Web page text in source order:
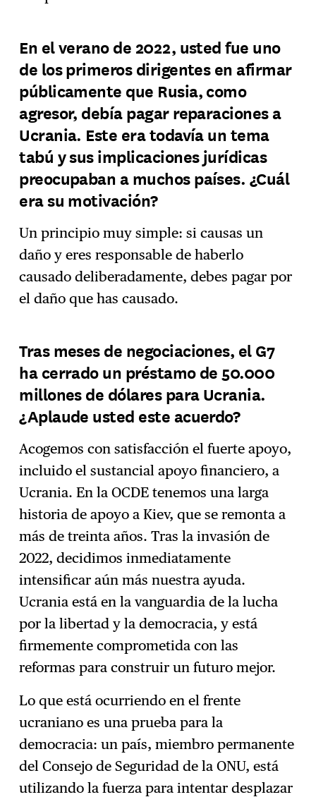
En el verano de 2022, usted fue uno
de los primeros dirigentes en afirmar
públicamente que Rusia, como
agresor, debía pagar reparaciones a
Ucrania. Este era todavía un tema
tabú y sus implicaciones jurídicas
preocupaban a muchos países. ¿Cuál
era su motivación?
Un principio muy simple: si causas un
daño y eres responsable de haberlo
causado deliberadamente, debes pagar por
el daño que has causado.
Tras meses de negociaciones, el G7
ha cerrado un préstamo de 50.000
millones de dólares para Ucrania.
¿Aplaude usted este acuerdo?
Acogemos con satisfacción el fuerte apoyo,
incluido el sustancial apoyo financiero, a
Ucrania. En la OCDE tenemos una larga
historia de apoyo a Kiev, que se remonta a
más de treinta años. Tras la invasión de
2022, decidimos inmediatamente
intensificar aún más nuestra ayuda.
Ucrania está en la vanguardia de la lucha
por la libertad y la democracia, y está
firmemente comprometida con las
reformas para construir un futuro mejor.
Lo que está ocurriendo en el frente
ucraniano es una prueba para la
democracia: un país, miembro permanente
del Consejo de Seguridad de la ONU, está
utilizando la fuerza para intentar desplazar